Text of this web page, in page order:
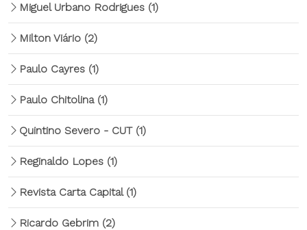
Miguel Urbano Rodrigues (1)
Milton Viário (2)
Paulo Cayres (1)
Paulo Chitolina (1)
Quintino Severo - CUT (1)
Reginaldo Lopes (1)
Revista Carta Capital (1)
Ricardo Gebrim (2)